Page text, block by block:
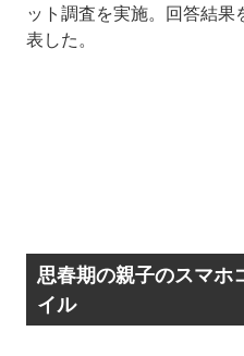
ット調査を実施。回答結
表した。
思春期の親子のスマホ
イル